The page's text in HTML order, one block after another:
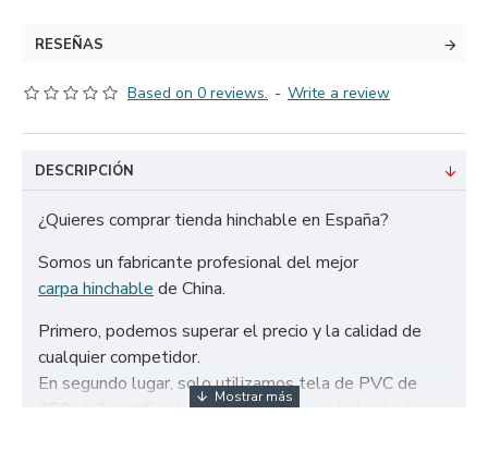
RESEÑAS
Based on 0 reviews. - Write a review
DESCRIPCIÓN
¿Quieres comprar tienda hinchable en España?
Somos un fabricante profesional del mejor
carpa hinchable de China.
Primero, podemos superar el precio y la calidad de
cualquier competidor.
En segundo lugar, solo utilizamos tela de PVC de
650g/m² certificada de la más alta calidad y doble